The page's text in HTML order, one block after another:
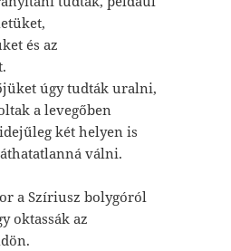
és az
úgy tudták uralni,
a levegőben
két helyen is
válni.
a Szíriusz bolygóról
oktassák az